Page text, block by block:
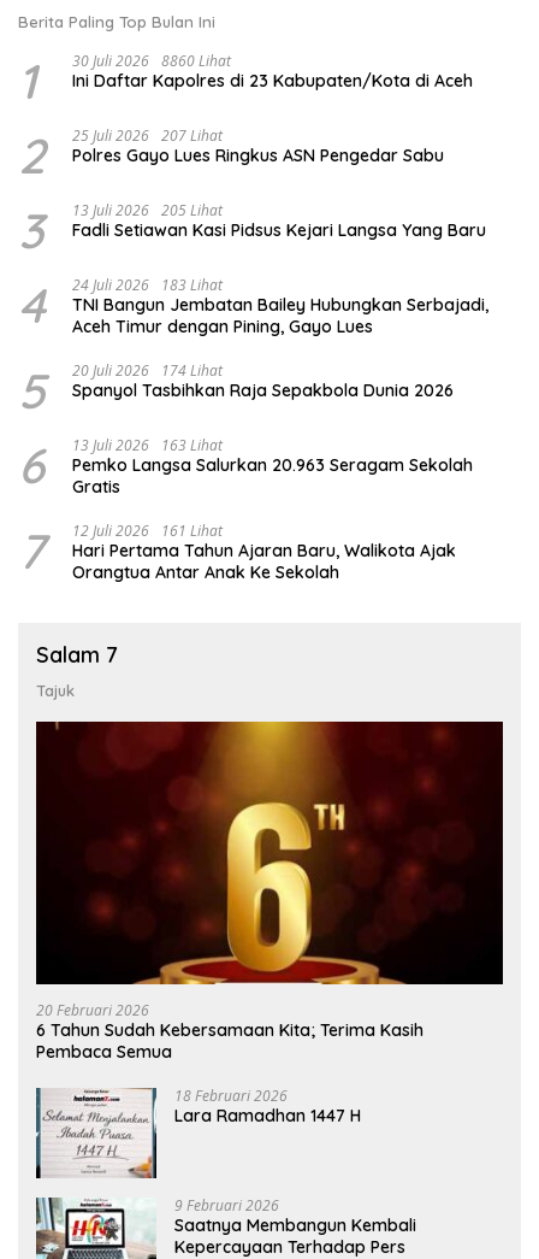
Berita Paling Top Bulan Ini
1 30 Juli 2026 8860 Lihat
Ini Daftar Kapolres di 23 Kabupaten/Kota di Aceh
2 25 Juli 2026 207 Lihat
Polres Gayo Lues Ringkus ASN Pengedar Sabu
3 13 Juli 2026 205 Lihat
Fadli Setiawan Kasi Pidsus Kejari Langsa Yang Baru
4 24 Juli 2026 183 Lihat
TNI Bangun Jembatan Bailey Hubungkan Serbajadi,
Aceh Timur dengan Pining, Gayo Lues
5 20 Juli 2026 174 Lihat
Spanyol Tasbihkan Raja Sepakbola Dunia 2026
6 13 Juli 2026 163 Lihat
Pemko Langsa Salurkan 20.963 Seragam Sekolah
Gratis
7 12 Juli 2026 161 Lihat
Hari Pertama Tahun Ajaran Baru, Walikota Ajak
Orangtua Antar Anak Ke Sekolah
Salam 7
Tajuk
20 Februari 2026
6 Tahun Sudah Kebersamaan Kita; Terima Kasih
Pembaca Semua
18 Februari 2026
Lara Ramadhan 1447 H
9 Februari 2026
Saatnya Membangun Kembali
Kepercayaan Terhadap Pers